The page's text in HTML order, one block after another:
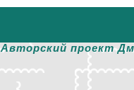
Авторский проект